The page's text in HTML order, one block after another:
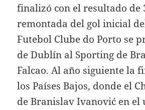
finalizó con el resultado de
remontada del gol inicial
Futebol Clube do Porto se
de Dublín al Sporting de
Falcao. Al año siguiente la
los Países Bajos, donde el
de Branislav Ivanović en